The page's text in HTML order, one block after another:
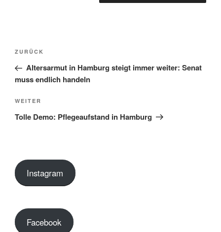
Beitragsnavigation
Vorheriger
Beitrag
ZURÜCK
Altersarmut in Hamburg steigt immer weiter: Senat
muss endlich handeln
Nächster
Beitrag
WEITER
Tolle Demo: Pflegeaufstand in Hamburg
Instagram
Facebook